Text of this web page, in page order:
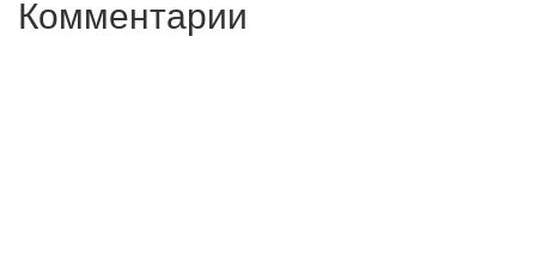
Комментарии